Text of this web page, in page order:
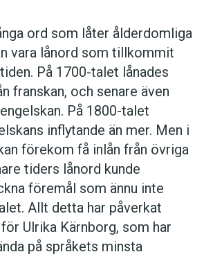
engelsmännen Jamaica, som då
Sockerrörsodlingen, som
den spanska tiden, tog nu fart,
import av svarta slavar från
bidrog till att ön under 1700-talet
besittning, med en
200 000 svarta. Slaveriet
1830-talet.
1959, och förklarades
ord som låter ålderdomliga
vara lånord som tillkommit
På 1700-talet lånades
franskan, och senare även
På 1800-talet
inflytande än mer. Men i
förekom få inlån från övriga
tiders lånord kunde
föremål som ännu inte
Allt detta har påverkat
Ulrika Kärnborg, som har
på språkets minsta